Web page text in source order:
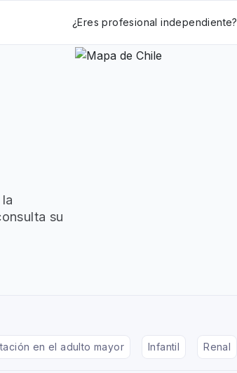
¿Eres profesional independiente?
su
en el adulto mayor Infantil Renal